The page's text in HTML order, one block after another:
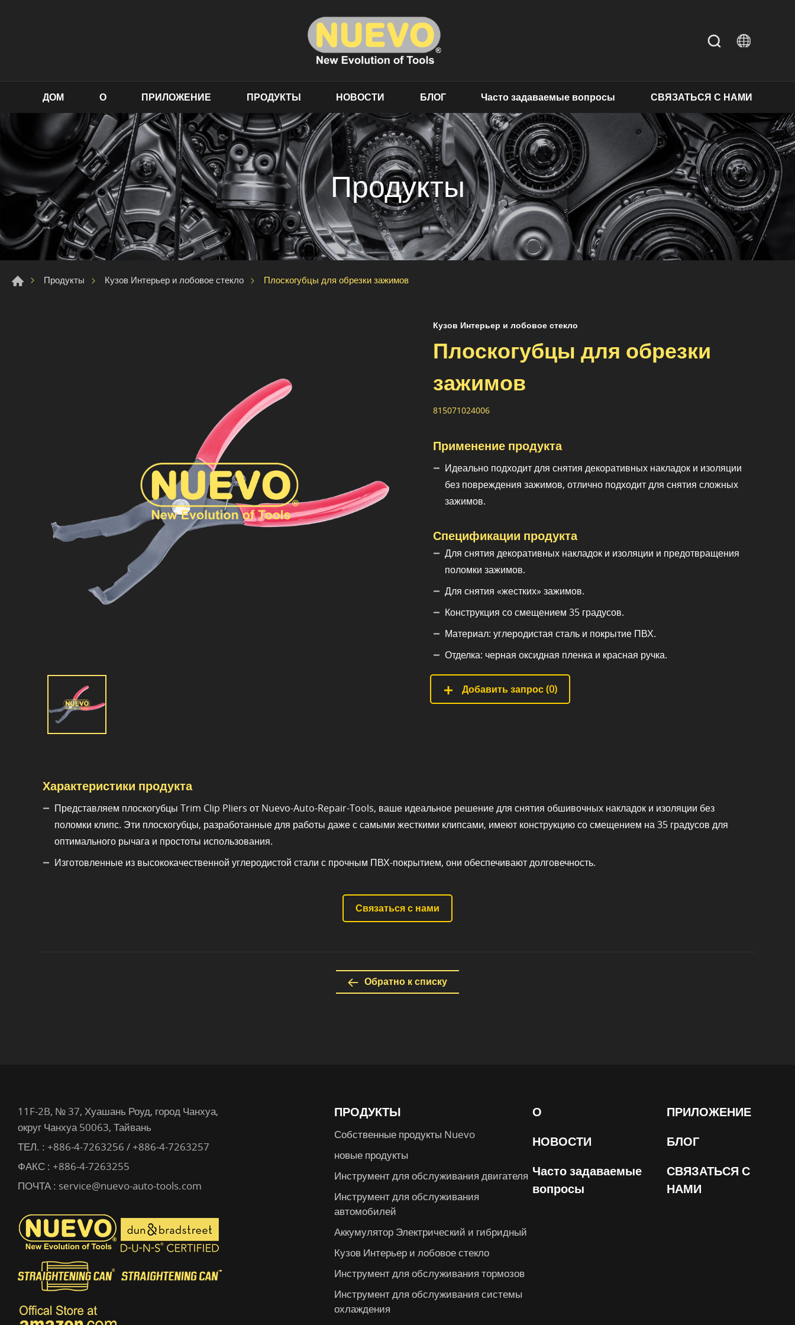
ДОМ О ПРИЛОЖЕНИЕ ПРОДУКТЫ НОВОСТИ БЛОГ Часто задаваемые вопросы СВЯЗАТЬСЯ С НАМИ
Продукты
Продукты Кузов Интерьер и лобовое стекло Плоскогубцы для обрезки зажимов
Кузов Интерьер и лобовое стекло
Плоскогубцы для обрезки
зажимов
815071024006
Применение продукта
Идеально подходит для снятия декоративных накладок и изоляции
без повреждения зажимов, отлично подходит для снятия сложных
зажимов.
Спецификации продукта
Для снятия декоративных накладок и изоляции и предотвращения
поломки зажимов.
Для снятия «жестких» зажимов.
Конструкция со смещением 35 градусов.
Материал: углеродистая сталь и покрытие ПВХ.
Отделка: черная оксидная пленка и красная ручка.
Добавить запрос (0)
Характеристики продукта
Представляем плоскогубцы Trim Clip Pliers от Nuevo-Auto-Repair-Tools, ваше идеальное решение для снятия обшивочных накладок и изоляции без
поломки клипс. Эти плоскогубцы, разработанные для работы даже с самыми жесткими клипсами, имеют конструкцию со смещением на 35 градусов для
оптимального рычага и простоты использования.
Изготовленные из высококачественной углеродистой стали с прочным ПВХ-покрытием, они обеспечивают долговечность.
Связаться с нами
Обратно к списку
ПРОДУКТЫ
Собственные продукты Nuevo
новые продукты
Инструмент для обслуживания двигателя
Инструмент для обслуживания
автомобилей
Аккумулятор Электрический и гибридный
Кузов Интерьер и лобовое стекло
Инструмент для обслуживания тормозов
Инструмент для обслуживания системы
охлаждения
О
ПРИЛОЖЕНИЕ
НОВОСТИ
БЛОГ
Часто задаваемые
вопросы
СВЯЗАТЬСЯ С
НАМИ
11F-2B, № 37, Хуашань Роуд, город Чанхуа,
округ Чанхуа 50063, Тайвань
ТЕЛ. : +886-4-7263256 / +886-4-7263257
ФАКС : +886-4-7263255
ПОЧТА : service@nuevo-auto-tools.com